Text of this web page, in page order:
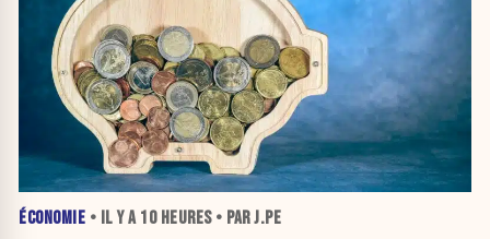
ÉCONOMIE • IL Y A 10 HEURES• PAR J.PE